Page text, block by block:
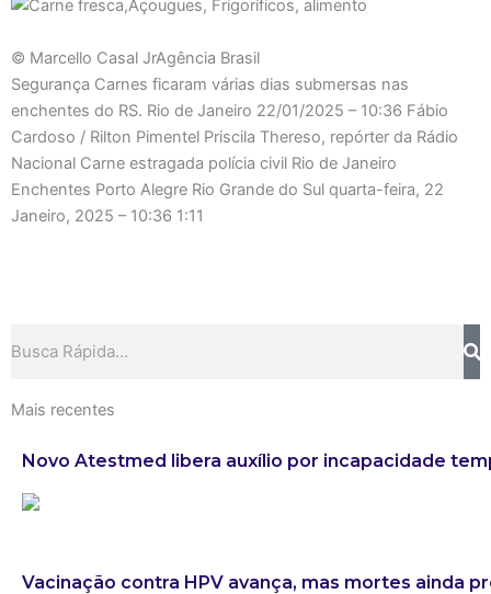
© Marcello Casal JrAgência Brasil
Segurança Carnes ficaram várias dias submersas nas
enchentes do RS. Rio de Janeiro 22/01/2025 – 10:36 Fábio
Cardoso / Rilton Pimentel Priscila Thereso, repórter da Rádio
Nacional Carne estragada polícia civil Rio de Janeiro
Enchentes Porto Alegre Rio Grande do Sul quarta-feira, 22
Janeiro, 2025 – 10:36 1:11
Mais recentes
Novo Atestmed libera auxílio por incapacidade
Vacinação contra HPV avança, mas mortes ainda